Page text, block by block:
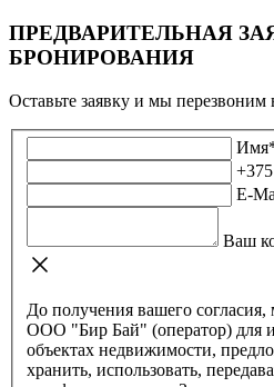
ПРЕДВАРИТЕЛЬНАЯ
БРОНИРОВАНИЯ
Оставьте заявку и мы перезвоним
Имя
E-
До получения вашего
ООО "Бир Бай" (оператор) для
объектах недвижимости,
хранить, использовать,